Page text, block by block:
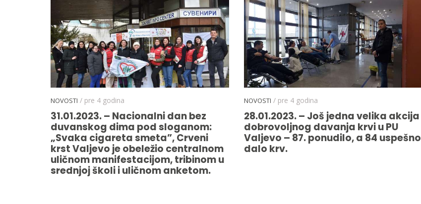
NOVOSTI / pre 4 godina
31.01.2023. – Nacionalni dan bez
duvanskog dima pod sloganom:
„Svaka cigareta smeta”, Crveni
krst Valjevo je obeležio centralnom
uličnom manifestacijom, tribinom u
srednjoj školi i uličnom anketom.
NOVOSTI / pre 4 godina
28.01.2023. – Još jedna velika akcija
dobrovoljnog davanja krvi u PU
Valjevo – 87. ponudilo, a 84 uspešno
dalo krv.